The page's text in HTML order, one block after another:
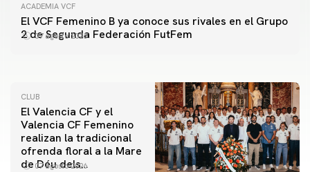
ACADEMIA VCF
El VCF Femenino B ya conoce sus rivales en el Grupo
2 de Segunda Federación FutFem
07 agosto 2026
PRIMER EQUIPO
ENTRENAMIENTO DEL VALENCIA CF 7/8/2026
CLUB
El Valencia CF y el
Valencia CF Femenino
realizan la tradicional
ofrenda floral a la Mare
de Déu dels
07 agosto 2026